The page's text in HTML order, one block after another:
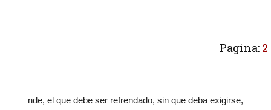
Pagina: 2
nde, el que debe ser refrendado, sin que deba exigirse,